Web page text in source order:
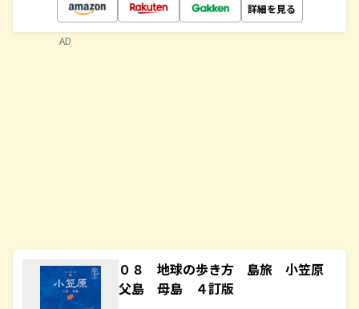
詳細を見る
０８ 地球の歩き方 島旅 小笠原
父島 母島 ４訂版
AD